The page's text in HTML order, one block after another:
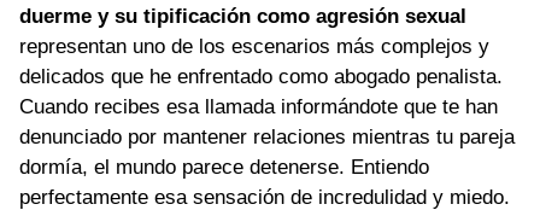
duerme y su tipificación como agresión sexual
representan uno de los escenarios más complejos y
delicados que he enfrentado como abogado penalista.
Cuando recibes esa llamada informándote que te han
denunciado por mantener relaciones mientras tu pareja
dormía, el mundo parece detenerse. Entiendo
perfectamente esa sensación de incredulidad y miedo.